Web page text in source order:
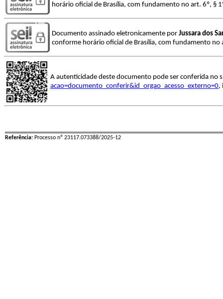
horário oficial de Brasília, com fundamento no art. 6º, §
Documento assinado eletronicamente por Jussara dos
conforme horário oficial de Brasília, com fundamento no
A autenticidade deste documento pode ser conferida no
acao=documento_conferir&id_orgao_acesso_externo=0,
Referência: Processo nº 23117.073388/2025-12